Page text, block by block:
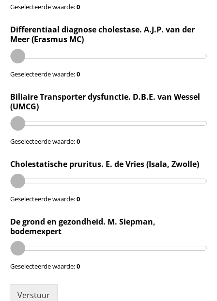
Geselecteerde waarde:0
Differentiaal diagnose cholestase. A.J.P. van der
Meer (Erasmus MC)
Geselecteerde waarde:0
Biliaire Transporter dysfunctie. D.B.E. van Wessel
(UMCG)
Geselecteerde waarde:0
Cholestatische pruritus. E. de Vries (Isala, Zwolle)
Geselecteerde waarde:0
De grond en gezondheid. M. Siepman,
bodemexpert
Geselecteerde waarde:0
Verstuur